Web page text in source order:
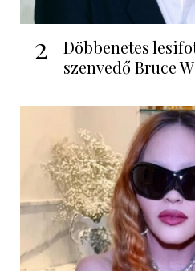
2
Döbbenetes
szenvedő Bruce